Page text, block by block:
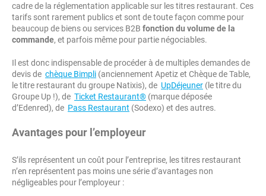
cadre de la réglementation applicable sur les titres restaurant. Ces
tarifs sont rarement publics et sont de toute façon comme pour
beaucoup de biens ou services B2B fonction du volume de la
commande, et parfois même pour partie négociables.
Il est donc indispensable de procéder à de multiples demandes de
devis de chèque Bimpli (anciennement Apetiz et Chèque de Table,
le titre restaurant du groupe Natixis), de UpDéjeuner (le titre du
Groupe Up !), de Ticket Restaurant® (marque déposée
d’Edenred), de Pass Restaurant (Sodexo) et des autres.
Avantages pour l’employeur
S’ils représentent un coût pour l’entreprise, les titres restaurant
n’en représentent pas moins une série d’avantages non
négligeables pour l’employeur :